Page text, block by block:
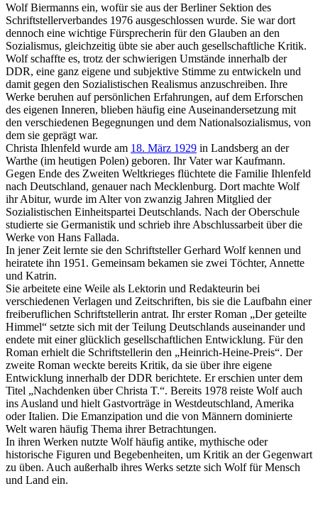
Wolf Biermanns ein, wofür sie aus der Berliner Sektion des
Schriftstellerverbandes 1976 ausgeschlossen wurde. Sie war dort
dennoch eine wichtige Fürsprecherin für den Glauben an den
Sozialismus, gleichzeitig übte sie aber auch gesellschaftliche Kritik.
Wolf schaffte es, trotz der schwierigen Umstände innerhalb der
DDR, eine ganz eigene und subjektive Stimme zu entwickeln und
damit gegen den Sozialistischen Realismus anzuschreiben. Ihre
Werke beruhen auf persönlichen Erfahrungen, auf dem Erforschen
des eigenen Inneren, blieben häufig eine Auseinandersetzung mit
den verschiedenen Begegnungen und dem Nationalsozialismus, von
dem sie geprägt war.
Christa Ihlenfeld wurde am 18. März 1929 in Landsberg an der
Warthe (im heutigen Polen) geboren. Ihr Vater war Kaufmann.
Gegen Ende des Zweiten Weltkrieges flüchtete die Familie Ihlenfeld
nach Deutschland, genauer nach Mecklenburg. Dort machte Wolf
ihr Abitur, wurde im Alter von zwanzig Jahren Mitglied der
Sozialistischen Einheitspartei Deutschlands. Nach der Oberschule
studierte sie Germanistik und schrieb ihre Abschlussarbeit über die
Werke von Hans Fallada.
In jener Zeit lernte sie den Schriftsteller Gerhard Wolf kennen und
heiratete ihn 1951. Gemeinsam bekamen sie zwei Töchter, Annette
und Katrin.
Sie arbeitete eine Weile als Lektorin und Redakteurin bei
verschiedenen Verlagen und Zeitschriften, bis sie die Laufbahn einer
freiberuflichen Schriftstellerin antrat. Ihr erster Roman „Der geteilte
Himmel“ setzte sich mit der Teilung Deutschlands auseinander und
endete mit einer glücklich gesellschaftlichen Entwicklung. Für den
Roman erhielt die Schriftstellerin den „Heinrich-Heine-Preis“. Der
zweite Roman weckte bereits Kritik, da sie über ihre eigene
Entwicklung innerhalb der DDR berichtete. Er erschien unter dem
Titel „Nachdenken über Christa T.“. Bereits 1978 reiste Wolf auch
ins Ausland und hielt Gastvorträge in Westdeutschland, Amerika
oder Italien. Die Emanzipation und die von Männern dominierte
Welt waren häufig Thema ihrer Betrachtungen.
In ihren Werken nutzte Wolf häufig antike, mythische oder
historische Figuren und Begebenheiten, um Kritik an der Gegenwart
zu üben. Auch außerhalb ihres Werks setzte sich Wolf für Mensch
und Land ein.